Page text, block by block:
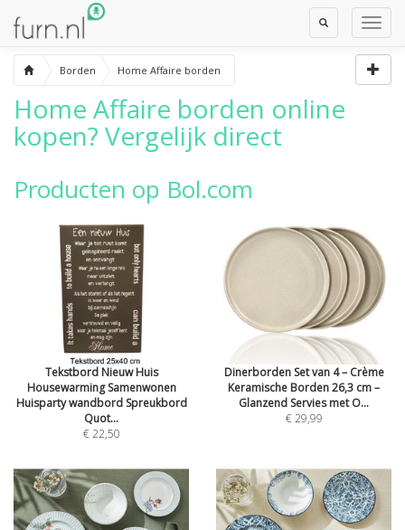
Toggle
Search
Borden Home Affaire borden
Home Affaire borden online
kopen? Vergelijk direct
Producten op Bol.com
Tekstbord Nieuw Huis
Housewarming Samenwonen
Huisparty wandbord Spreukbord
Quot...
€ 22,50
Dinerborden Set van 4 – Crème
Keramische Borden 26,3 cm –
Glanzend Servies met O...
€ 29,99